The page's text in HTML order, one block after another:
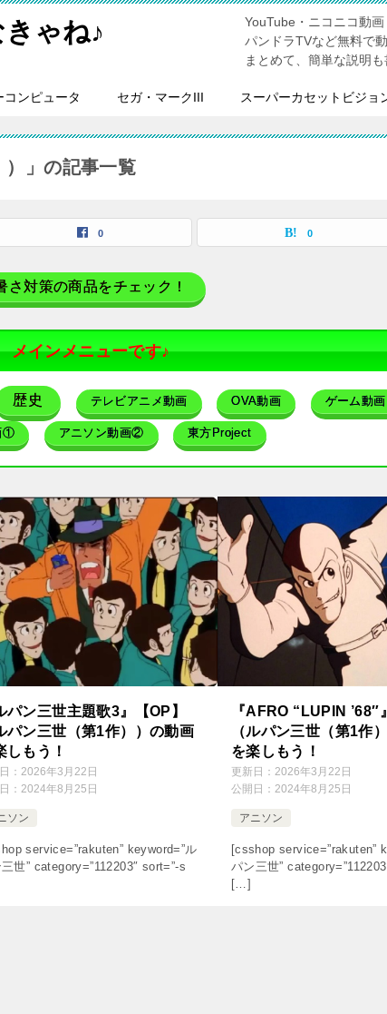
ゃね♪
YouTube・ニコニコ動
パンドラTVなど無料で
まとめて、簡単な説明
コンピュータ セガ・マークIII スーパーカセットビジョ
）」の記事一覧
0 0
さ対策の商品をチェック！
メインメニューです♪
歴史 テレビアニメ動画 OVA動画 ゲーム動画
① アニソン動画② 東方Project
パン三世主題歌3』【OP】
パン三世（第1作））の動画
しもう！
：2026年3月22日
：2024年8月25日
ソン
service=”rakuten” keyword=”ル
世” category=”112203″ sort=”-s
『AFRO “LUPIN ’68″
（ルパン三世（第1作
を楽しもう！
更新日： 2026年3月22日
公開日： 2024年8月25日
アニソン
[csshop service=”rakuten”
パン三世”
[…]